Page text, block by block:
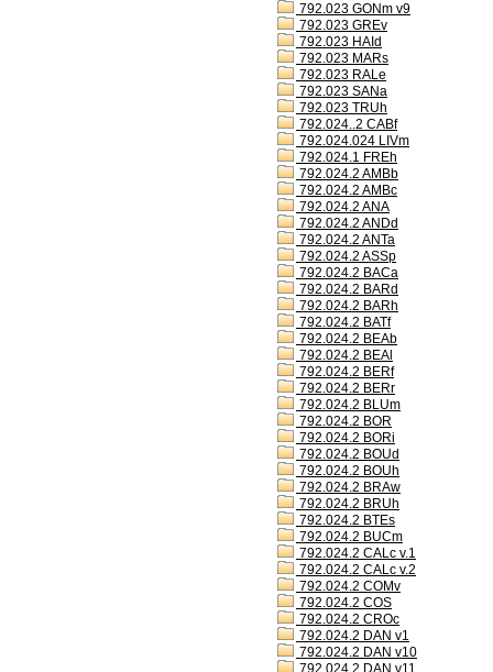
792.023 GONm v9
792.023 GREv
792.023 HAId
792.023 MARs
792.023 RALe
792.023 SANa
792.023 TRUh
792.024..2 CABf
792.024.024 LIVm
792.024.1 FREh
792.024.2 AMBb
792.024.2 AMBc
792.024.2 ANA
792.024.2 ANDd
792.024.2 ANTa
792.024.2 ASSp
792.024.2 BACa
792.024.2 BARd
792.024.2 BARh
792.024.2 BATf
792.024.2 BEAb
792.024.2 BEAl
792.024.2 BERf
792.024.2 BERr
792.024.2 BLUm
792.024.2 BOR
792.024.2 BORi
792.024.2 BOUd
792.024.2 BOUh
792.024.2 BRAw
792.024.2 BRUh
792.024.2 BTEs
792.024.2 BUCm
792.024.2 CALc v.1
792.024.2 CALc v.2
792.024.2 COMv
792.024.2 COS
792.024.2 CROc
792.024.2 DAN v1
792.024.2 DAN v10
792.024.2 DAN v11